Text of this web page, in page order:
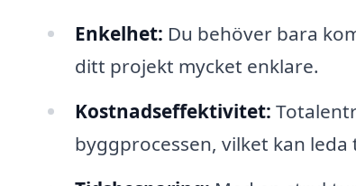
Enkelhet: Du behöver bara
ditt projekt mycket enklare.
Kostnadseffektivitet:
byggprocessen, vilket kan